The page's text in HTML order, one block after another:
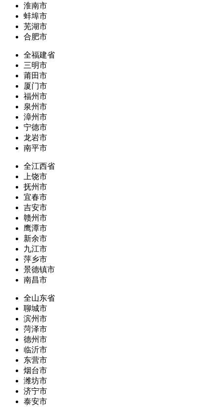
淮南市
蚌埠市
芜湖市
合肥市
全福建省
三明市
莆田市
厦门市
福州市
泉州市
漳州市
宁德市
龙岩市
南平市
全江西省
上饶市
抚州市
宜春市
吉安市
赣州市
鹰潭市
新余市
九江市
萍乡市
景德镇市
南昌市
全山东省
聊城市
滨州市
菏泽市
德州市
临沂市
东营市
烟台市
潍坊市
济宁市
泰安市